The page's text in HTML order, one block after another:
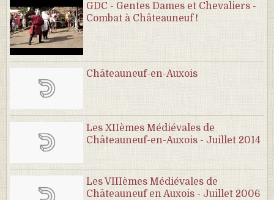
GDC - Gentes Dames et Chevaliers -
Combat à Châteauneuf !
Châteauneuf-en-Auxois
Les XIIèmes Médiévales de
Châteauneuf-en-Auxois - Juillet 2014
Les VIIIèmes Médiévales de
Châteauneuf en Auxois - Juillet 2006